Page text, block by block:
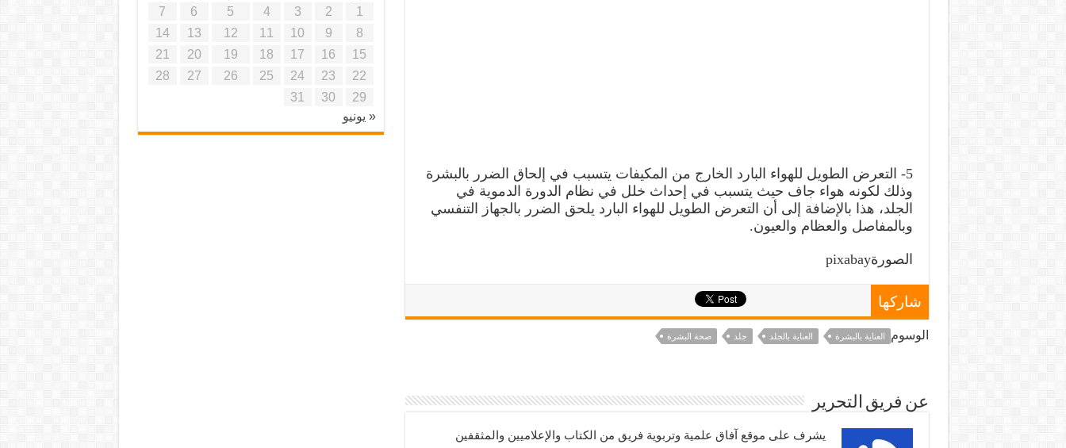
5- التعرض الطويل للهواء البارد الخارج من المكيفات يتسبب في إلحاق الضرر بالبشرة
وذلك لكونه هواء جاف حيث يتسبب في إحداث خلل في نظام الدورة الدموية في
الجلد، هذا بالإضافة إلى أن التعرض الطويل للهواء البارد يلحق الضرر بالجهاز التنفسي
وبالمفاصل والعظام والعيون.
الصورةpixabay
شاركها
الوسوم العناية بالبشرة العناية بالجلد جلد صحة البشرة
عن فريق التحرير
يشرف على موقع آفاق علمية وتربوية فريق من الكتاب والإعلاميين والمثقفين
1
2
3
4
5
6
7
8
9
10
11
12
13
14
15
16
17
18
19
20
21
22
23
24
25
26
27
28
29
30
31
« يونيو